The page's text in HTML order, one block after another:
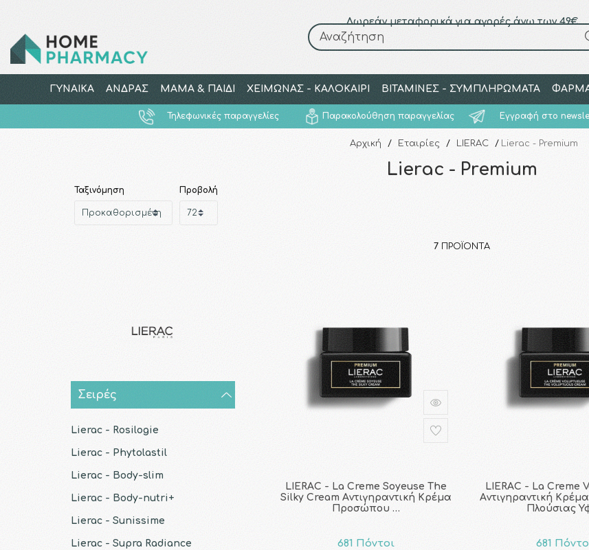
Δωρεάν μεταφορικά για αγορές άνω των 49€
Αναζήτηση
ΓΥΝΑΙΚΑ ΑΝΔΡΑΣ ΜΑΜΑ & ΠΑΙΔΙ ΧΕΙΜΩΝΑΣ - ΚΑΛΟΚΑΙΡΙ ΒΙΤΑΜΙΝΕΣ - ΣΥΜΠΛΗΡΩΜΑΤΑ
Τηλεφωνικές παραγγελίες Παρακολούθηση παραγγελίας Εγγραφή στο
Αναζήτηση
Αρχική / Εταιρίες / LIERAC / Lierac - Premium
Lierac - Premium
Ταξινόμηση Προβολή
7 ΠΡΟΪΌΝΤΑ
Σειρές
Lierac - Rosilogie
Lierac - Phytolastil
Lierac - Body-slim
Lierac - Body-nutri+
Lierac - Sunissime
Lierac - Supra Radiance
LIERAC - La Creme Soyeuse The
Silky Cream Aντιγηραντική Kρέμα
Προσώπου …
681 Πόντοι
LIERAC - La Creme
Aντιγηραντική
Πλούσιας
681